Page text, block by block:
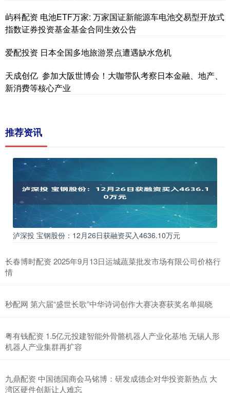
屿科配资 电池ETF万家: 万家国证新能源车电池交易型开放式
指数证券投资基金基金合同生效公告
爱配投资 日本全国多地旅游景点遭遇缺水危机
天成创亿 参加大阪世博会！大咖带队考察日本金融、地产、
新消费等核心产业
推荐资讯
泸深投 宝钢股份：12月26日获融资买入4636.10万元
长春博时配资 2025年9月13日运城蔬菜批发市场有限公司价格行
情
秒配网 第六届“盛世长歌”中华诗词创作大赛决赛获奖名单揭晓
粤有钱配资 1.5亿元投建智能外骨骼机器人产业化基地 无锡人形
机器人产业集群再扩容
九鼎配资 中国德国商会马铭博：研发成德企对华投资新热点 大
湾区硬件创新让人难忘